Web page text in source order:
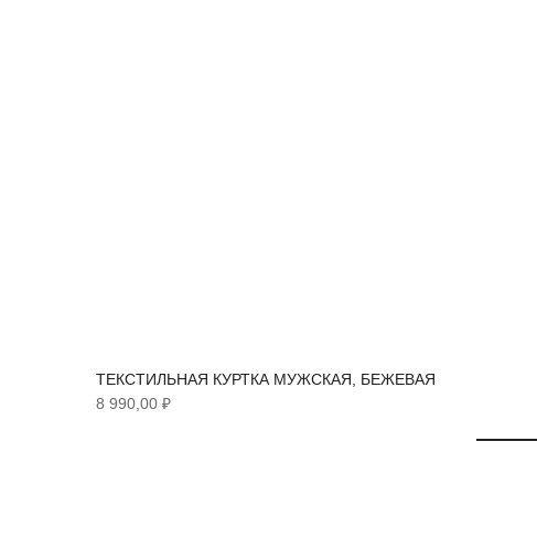
ТЕКСТИЛЬНАЯ КУРТКА МУЖСКАЯ, БЕЖЕВАЯ
8 990,00 ₽